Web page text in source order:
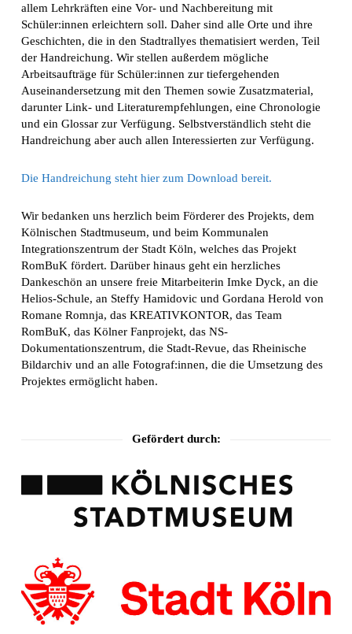
allem Lehrkräften eine Vor- und Nachbereitung mit
Schüler:innen erleichtern soll. Daher sind alle Orte und ihre
Geschichten, die in den Stadtrallyes thematisiert werden, Teil
der Handreichung. Wir stellen außerdem mögliche
Arbeitsaufträge für Schüler:innen zur tiefergehenden
Auseinandersetzung mit den Themen sowie Zusatzmaterial,
darunter Link- und Literaturempfehlungen, eine Chronologie
und ein Glossar zur Verfügung. Selbstverständlich steht die
Handreichung aber auch allen Interessierten zur Verfügung.
Die Handreichung steht hier zum Download bereit.
Wir bedanken uns herzlich beim Förderer des Projekts, dem
Kölnischen Stadtmuseum, und beim Kommunalen
Integrationszentrum der Stadt Köln, welches das Projekt
RomBuK fördert. Darüber hinaus geht ein herzliches
Dankeschön an unsere freie Mitarbeiterin Imke Dyck, an die
Helios-Schule, an Steffy Hamidovic und Gordana Herold von
Romane Romnja, das KREATIVKONTOR, das Team
RomBuK, das Kölner Fanprojekt, das NS-
Dokumentationszentrum, die Stadt-Revue, das Rheinische
Bildarchiv und an alle Fotograf:innen, die die Umsetzung des
Projektes ermöglicht haben.
Gefördert durch: